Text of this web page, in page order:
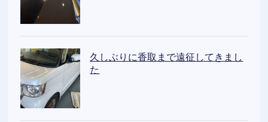
久しぶりに香取まで遠征してきまし
た